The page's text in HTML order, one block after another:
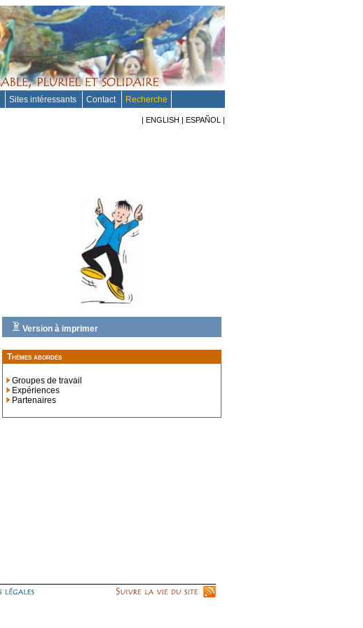
Sites intéressants Contact Recherche
| ENGLISH | ESPAÑOL |
Version à imprimer
Thèmes abordés
Groupes de travail
Expériences
Partenaires